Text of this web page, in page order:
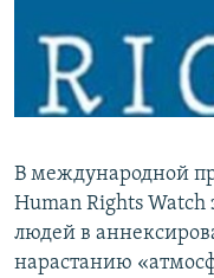
КРЫМ.НЕПОКОРЕННЫЙ
ELIFBE
Все сайты RFE/RL
В международной
Human Rights Watch
людей в
нарастанию